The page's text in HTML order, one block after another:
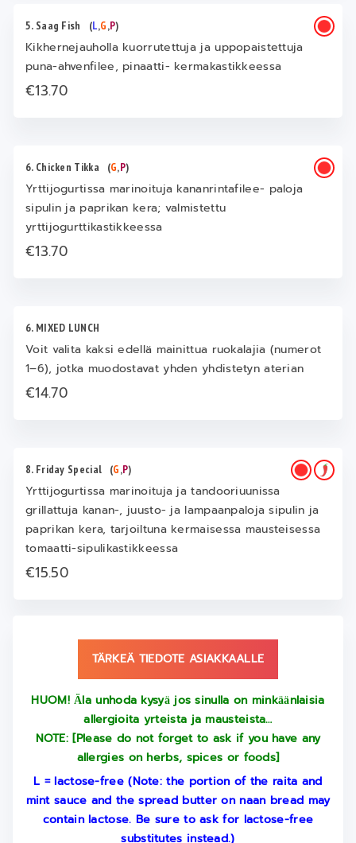
5. Saag Fish (L,G,P)
Kikhernejauholla kuorrutettuja ja uppopaistettuja
puna-ahvenfilee, pinaatti- kermakastikkeessa
€13.70
6. Chicken Tikka (G,P)
Yrttijogurtissa marinoituja kananrintafilee- paloja
sipulin ja paprikan kera; valmistettu
yrttijogurttikastikkeessa
€13.70
6. MIXED LUNCH
Voit valita kaksi edellä mainittua ruokalajia (numerot
1–6), jotka muodostavat yhden yhdistetyn aterian
€14.70
8. Friday Special (G,P)
Yrttijogurtissa marinoituja ja tandooriuunissa
grillattuja kanan-, juusto- ja lampaanpaloja sipulin ja
paprikan kera, tarjoiltuna kermaisessa mausteisessa
tomaatti-sipulikastikkeessa
€15.50
TÄRKEÄ TIEDOTE ASIAKKAALLE
HUOM! Ӓla unhoda kysyӓ jos sinulla on minkӓӓnlaisia
allergioita yrteista ja mausteista…
NOTE: [Please do not forget to ask if you have any
allergies on herbs, spices or foods]
L = lactose-free (Note: the portion of the raita and
mint sauce and the spread butter on naan bread may
contain lactose. Be sure to ask for lactose-free
substitutes instead.)